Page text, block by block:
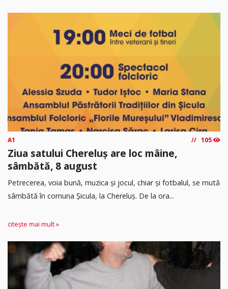
A1 105
Ziua satului Chereluș are loc mâine,
sâmbătă, 8 august
Petrecerea, voia bună, muzica și jocul, chiar și fotbalul, se mută
sâmbătă în comuna Șicula, la Chereluș. De la ora...
citește mai mult »